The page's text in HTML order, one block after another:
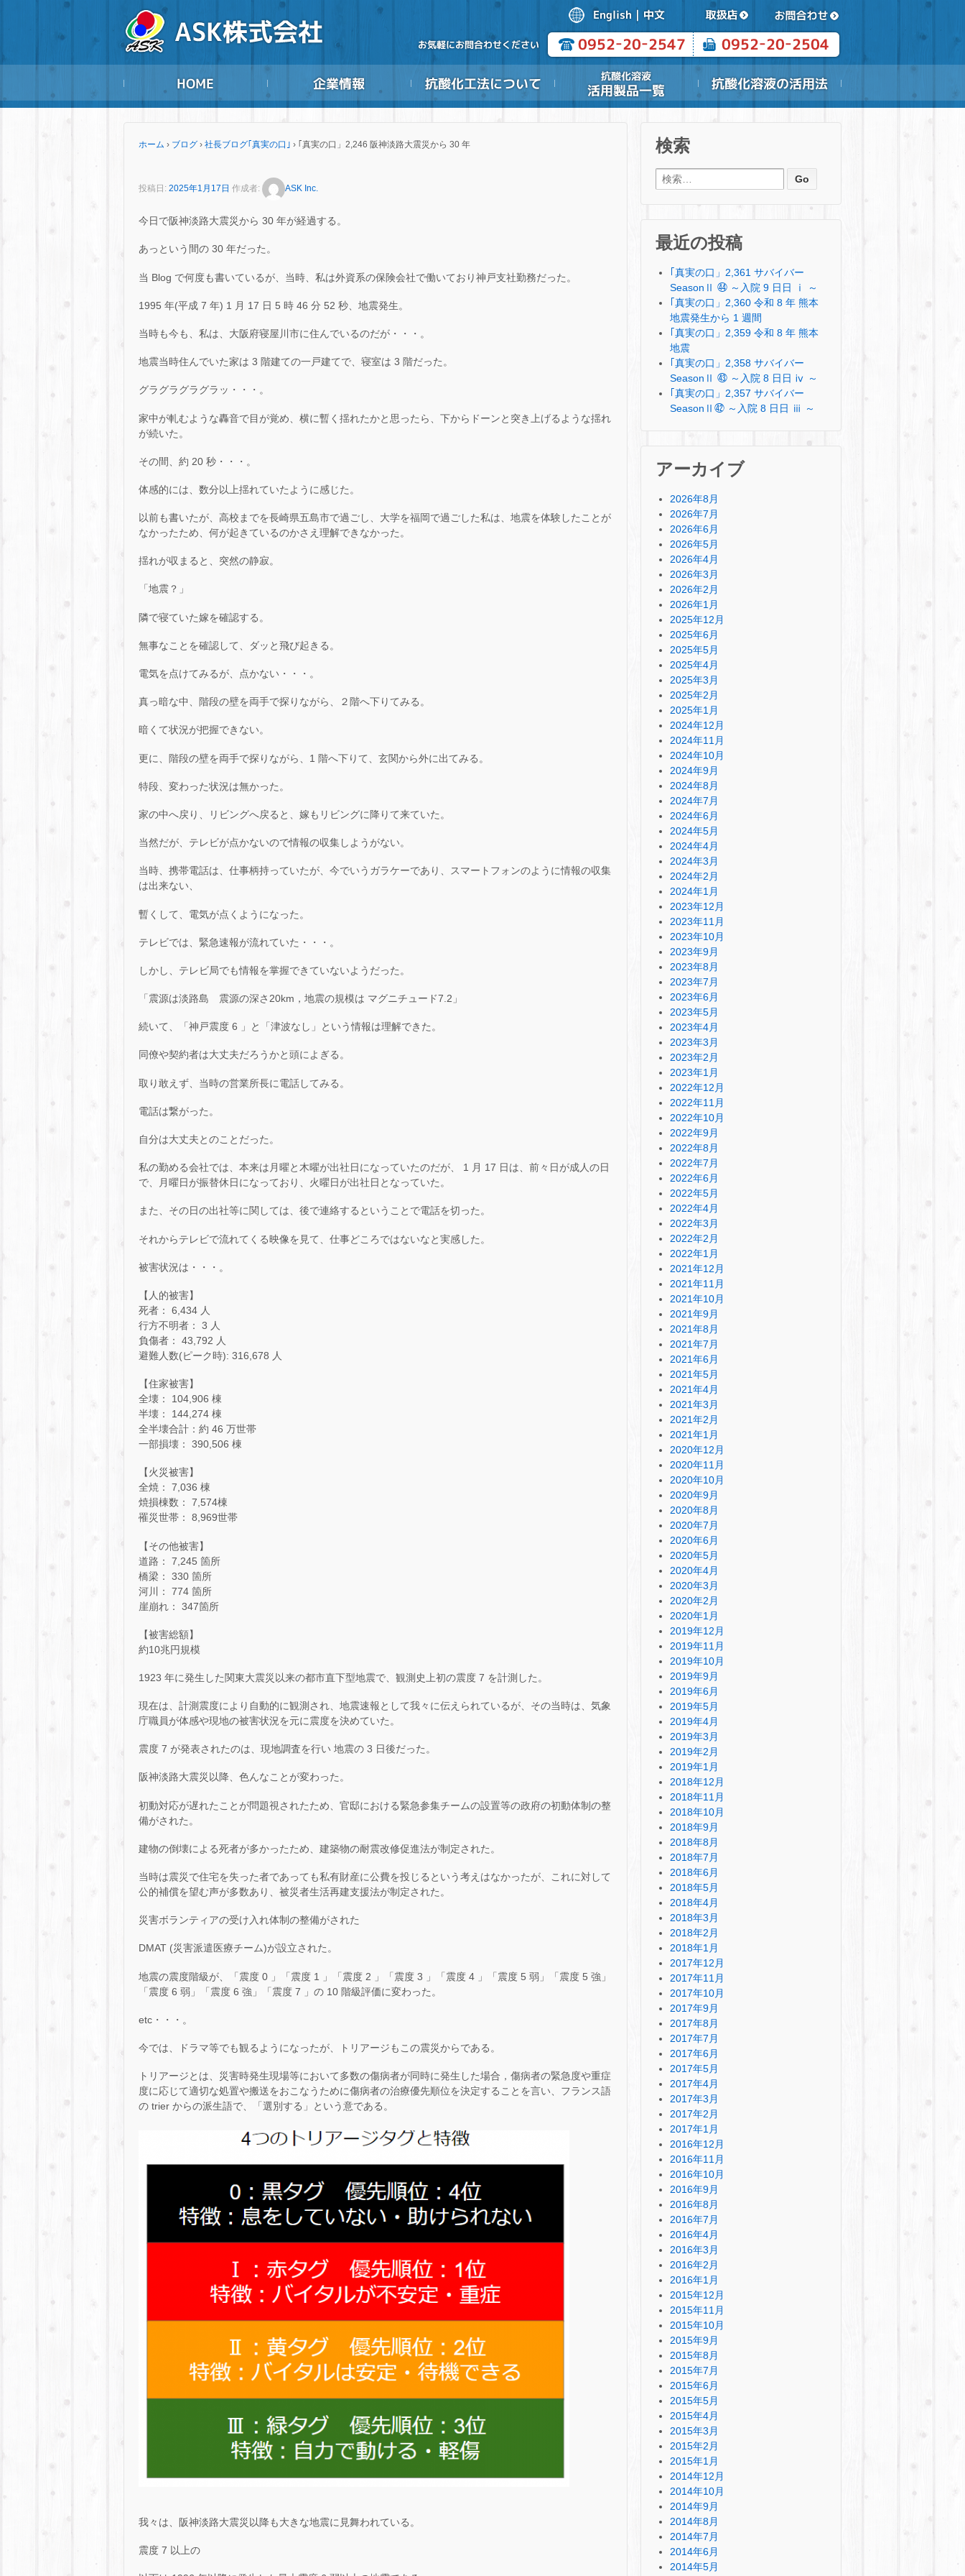
ホーム › ブログ › 社長ブログ｢真実の口｣ › ｢真実の口」2,246 阪神淡路大震災から 30 年
投稿日: 2025年1月17日 作成者: ASK Inc.
今日で阪神淡路大震災から 30 年が経過する。
あっという間の 30 年だった。
当 Blog で何度も書いているが、当時、私は外資系の保険会社で働いており神戸支社勤務だった。
1995 年(平成 7 年) 1 月 17 日 5 時 46 分 52 秒、地震発生。
当時も今も、私は、大阪府寝屋川市に住んでいるのだが・・・。
地震当時住んでいた家は 3 階建ての一戸建てで、寝室は 3 階だった。
グラグラグラグラッ・・・。
家中が軋むような轟音で目が覚め、横に暫く揺れたかと思ったら、下からドーンと突き上げるような揺れ
が続いた。
その間、約 20 秒・・・。
体感的には、数分以上揺れていたように感じた。
以前も書いたが、高校までを長崎県五島市で過ごし、大学を福岡で過ごした私は、地震を体験したことが
なかったため、何が起きているのかさえ理解できなかった。
揺れが収まると、突然の静寂。
「地震？」
隣で寝ていた嫁を確認する。
無事なことを確認して、ダッと飛び起きる。
電気を点けてみるが、点かない・・・。
真っ暗な中、階段の壁を両手で探りながら、２階へ下りてみる。
暗くて状況が把握できない。
更に、階段の壁を両手で探りながら、1 階へ下りて、玄関から外に出てみる。
特段、変わった状況は無かった。
家の中へ戻り、リビングへ戻ると、嫁もリビングに降りて来ていた。
当然だが、テレビが点かないので情報の収集しようがない。
当時、携帯電話は、仕事柄持っていたが、今でいうガラケーであり、スマートフォンのように情報の収集
は出来ない、
暫くして、電気が点くようになった。
テレビでは、緊急速報が流れていた・・・。
しかし、テレビ局でも情報を掌握できていないようだった。
「震源は淡路島 震源の深さ20km，地震の規模は マグニチュード7.2」
続いて、「神戸震度 6 」と「津波なし」という情報は理解できた。
同僚や契約者は大丈夫だろうかと頭によぎる。
取り敢えず、当時の営業所長に電話してみる。
電話は繋がった。
自分は大丈夫とのことだった。
私の勤める会社では、本来は月曜と木曜が出社日になっていたのだが、 1 月 17 日は、前々日が成人の日
で、月曜日が振替休日になっており、火曜日が出社日となっていた。
また、その日の出社等に関しては、後で連絡するということで電話を切った。
それからテレビで流れてくる映像を見て、仕事どころではないなと実感した。
被害状況は・・・。
【人的被害】
死者： 6,434 人
行方不明者： 3 人
負傷者： 43,792 人
避難人数(ピーク時): 316,678 人
【住家被害】
全壊： 104,906 棟
半壊： 144,274 棟
全半壊合計：約 46 万世帯
一部損壊： 390,506 棟
【火災被害】
全焼： 7,036 棟
焼損棟数： 7,574棟
罹災世帯： 8,969世帯
【その他被害】
道路： 7,245 箇所
橋梁： 330 箇所
河川： 774 箇所
崖崩れ： 347箇所
【被害総額】
約10兆円規模
1923 年に発生した関東大震災以来の都市直下型地震で、観測史上初の震度 7 を計測した。
現在は、計測震度により自動的に観測され、地震速報として我々に伝えられているが、その当時は、気象
庁職員が体感や現地の被害状況を元に震度を決めていた。
震度 7 が発表されたのは、現地調査を行い 地震の 3 日後だった。
阪神淡路大震災以降、色んなことが変わった。
初動対応が遅れたことが問題視されたため、官邸における緊急参集チームの設置等の政府の初動体制の整
備がされた。
建物の倒壊による死者が多かったため、建築物の耐震改修促進法が制定された。
当時は震災で住宅を失った者であっても私有財産に公費を投じるという考えはなかったが、これに対して
公的補償を望む声が多数あり、被災者生活再建支援法が制定された。
災害ボランティアの受け入れ体制の整備がされた
DMAT (災害派遣医療チーム)が設立された。
地震の震度階級が、「震度 0 」「震度 1 」「震度 2 」「震度 3 」「震度 4 」「震度 5 弱」「震度 5 強」
「震度 6 弱」「震度 6 強」「震度 7 」の 10 階級評価に変わった。
etc・・・。
今では、ドラマ等でも観るようになったが、トリアージもこの震災からである。
トリアージとは、災害時発生現場等において多数の傷病者が同時に発生した場合，傷病者の緊急度や重症
度に応じて適切な処置や搬送をおこなうために傷病者の治療優先順位を決定することを言い、フランス語
の trier からの派生語で、「選別する」という意である。
我々は、阪神淡路大震災以降も大きな地震に見舞われている。
震度 7 以上の
検索
検索:
最近の投稿
｢真実の口」2,361 サバイバー
SeasonⅡ ㊹ ～入院 9 日日 ⅰ ～
｢真実の口」2,360 令和 8 年 熊本
地震発生から 1 週間
｢真実の口」2,359 令和 8 年 熊本
地震
｢真実の口」2,358 サバイバー
SeasonⅡ ㊸ ～入院 8 日日 ⅳ ～
｢真実の口」2,357 サバイバー
SeasonⅡ㊷ ～入院 8 日日 ⅲ ～
アーカイブ
2026年8月
2026年7月
2026年6月
2026年5月
2026年4月
2026年3月
2026年2月
2026年1月
2025年12月
2025年6月
2025年5月
2025年4月
2025年3月
2025年2月
2025年1月
2024年12月
2024年11月
2024年10月
2024年9月
2024年8月
2024年7月
2024年6月
2024年5月
2024年4月
2024年3月
2024年2月
2024年1月
2023年12月
2023年11月
2023年10月
2023年9月
2023年8月
2023年7月
2023年6月
2023年5月
2023年4月
2023年3月
2023年2月
2023年1月
2022年12月
2022年11月
2022年10月
2022年9月
2022年8月
2022年7月
2022年6月
2022年5月
2022年4月
2022年3月
2022年2月
2022年1月
2021年12月
2021年11月
2021年10月
2021年9月
2021年8月
2021年7月
2021年6月
2021年5月
2021年4月
2021年3月
2021年2月
2021年1月
2020年12月
2020年11月
2020年10月
2020年9月
2020年8月
2020年7月
2020年6月
2020年5月
2020年4月
2020年3月
2020年2月
2020年1月
2019年12月
2019年11月
2019年10月
2019年9月
2019年6月
2019年5月
2019年4月
2019年3月
2019年2月
2019年1月
2018年12月
2018年11月
2018年10月
2018年9月
2018年8月
2018年7月
2018年6月
2018年5月
2018年4月
2018年3月
2018年2月
2018年1月
2017年12月
2017年11月
2017年10月
2017年9月
2017年8月
2017年7月
2017年6月
2017年5月
2017年4月
2017年3月
2017年2月
2017年1月
2016年12月
2016年11月
2016年10月
2016年9月
2016年8月
2016年7月
2016年4月
2016年3月
2016年2月
2016年1月
2015年12月
2015年11月
2015年10月
2015年9月
2015年8月
2015年7月
2015年6月
2015年5月
2015年4月
2015年3月
2015年2月
2015年1月
2014年12月
2014年10月
2014年9月
2014年8月
2014年7月
2014年6月
2014年5月